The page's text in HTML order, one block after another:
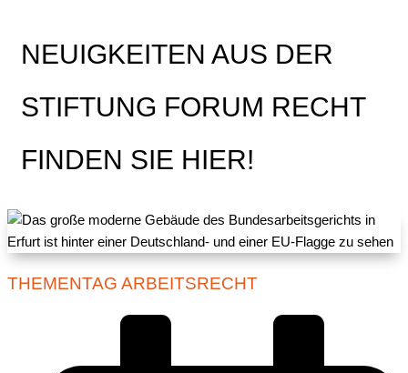
NEUIGKEITEN AUS DER
STIFTUNG FORUM RECHT
FINDEN SIE HIER!
THEMENTAG ARBEITSRECHT